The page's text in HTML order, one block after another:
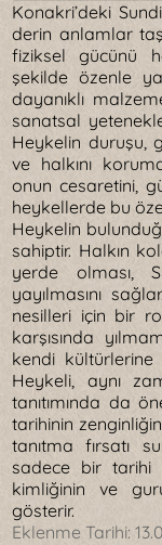
Konakri’deki
derin anlamlar
fiziksel gücünü
şekilde özenle
dayanıklı
sanatsal
Heykelin duruşu,
ve halkını
onun cesaretini,
heykellerde bu
Heykelin
sahiptir. Halkın
yerde olması,
yayılmasını
nesilleri için bir
karşısında
kendi kültürlerine
Heykeli, aynı
tanıtımında da
tarihinin
tanıtma fırsatı
sadece bir tarihi
kimliğinin ve
gösterir.
Eklenme Tarihi: